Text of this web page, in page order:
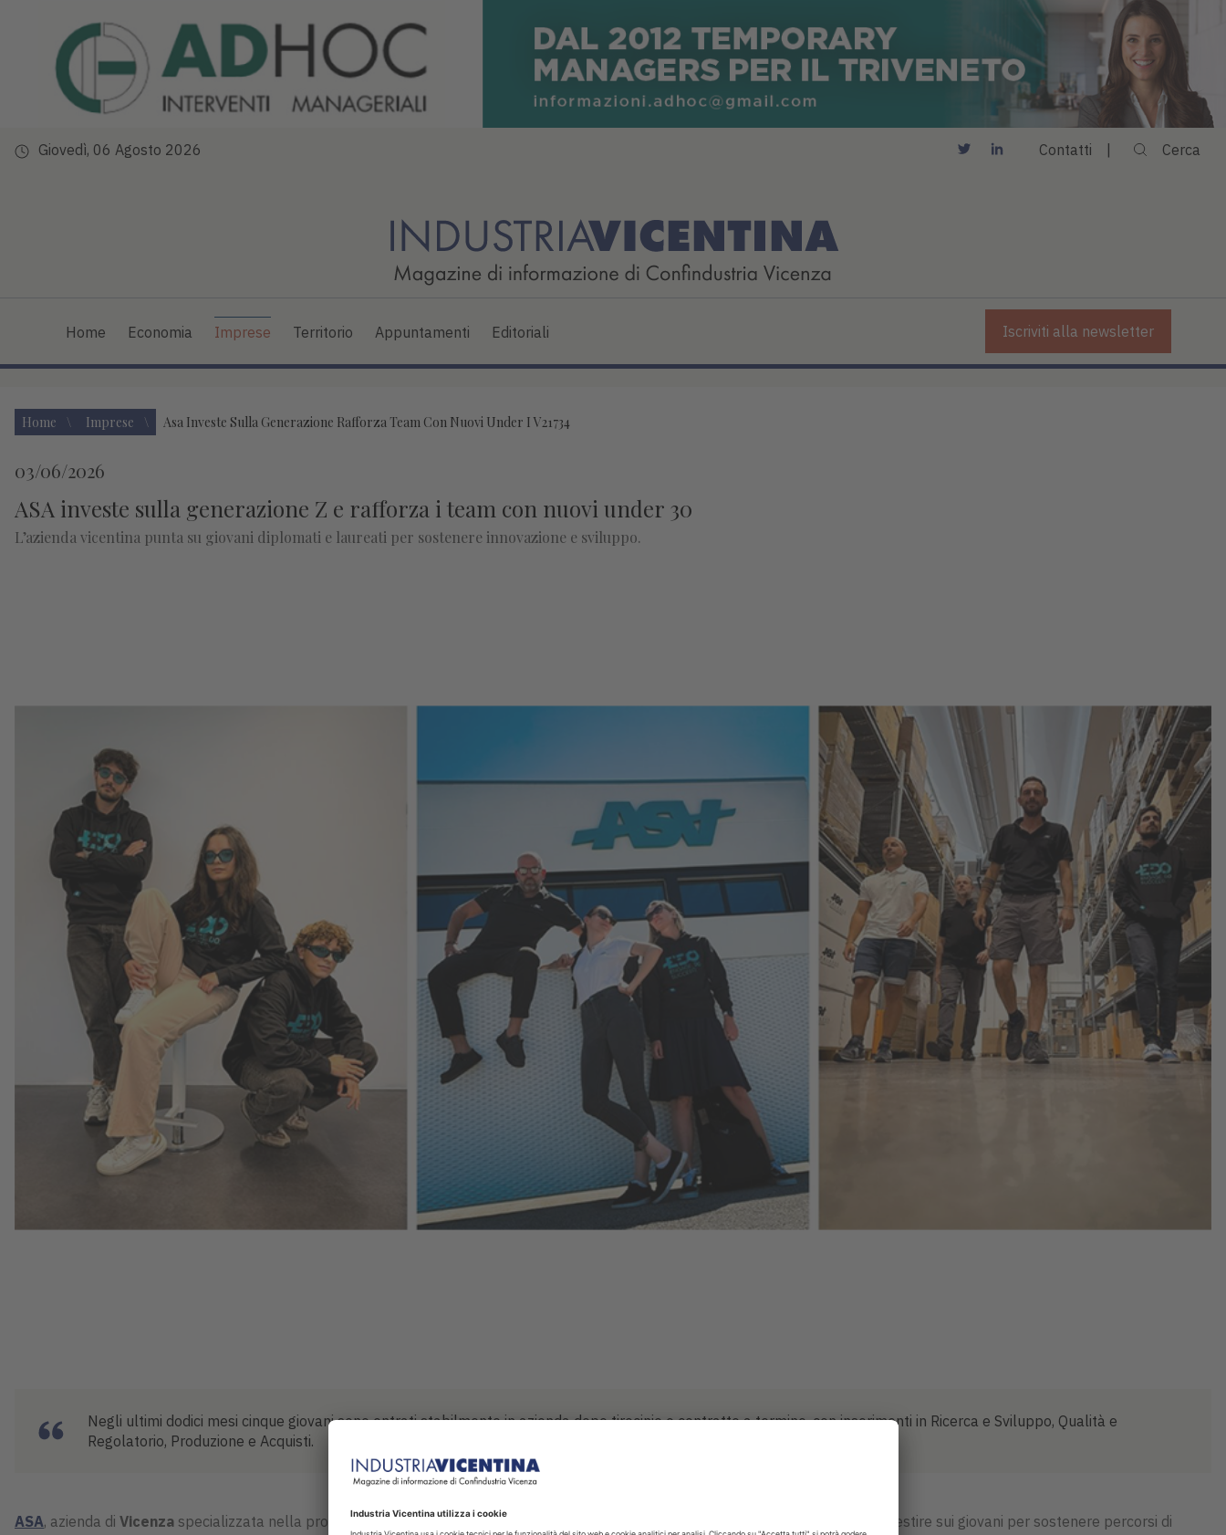
Giovedì, 06 Agosto 2026 Contatti Cerca
Home Economia Imprese Territorio Appuntamenti Editoriali Iscriviti alla newsletter
Home Imprese Asa Investe Sulla Generazione Rafforza Team Con Nuovi Under I V21734
03/06/2026
ASA investe sulla generazione Z e rafforza i team con nuovi under 30
L’azienda vicentina punta su giovani diplomati e laureati per sostenere innovazione e sviluppo.
Negli ultimi dodici mesi cinque giovani sono entrati stabilmente in azienda dopo tirocinio o contratto a termine, con inserimenti in Ricerca e Sviluppo, Qualità e
Regolatorio, Produzione e Acquisti.
ASA, azienda di Vicenza specializzata nella produzione di dispositivi laser e magneto per il settore umano e veterinario, continua a investire sui giovani per sostenere percorsi di